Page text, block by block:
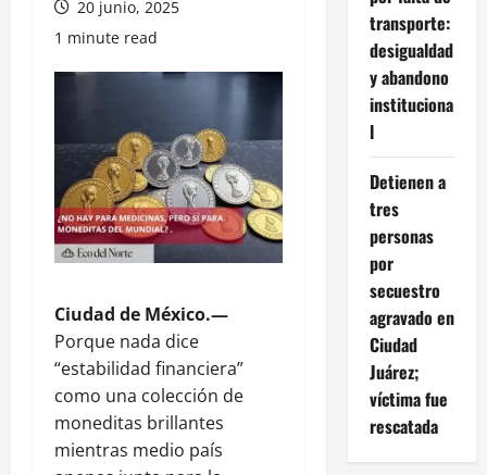
20 junio, 2025
1 minute read
Ciudad de México.—
Porque nada dice
“estabilidad financiera”
como una colección de
moneditas brillantes
mientras medio país
transporte:
desigualdad
y abandono
instituciona
l
Detienen a
tres
personas
por
secuestro
agravado en
Ciudad
Juárez;
víctima fue
rescatada